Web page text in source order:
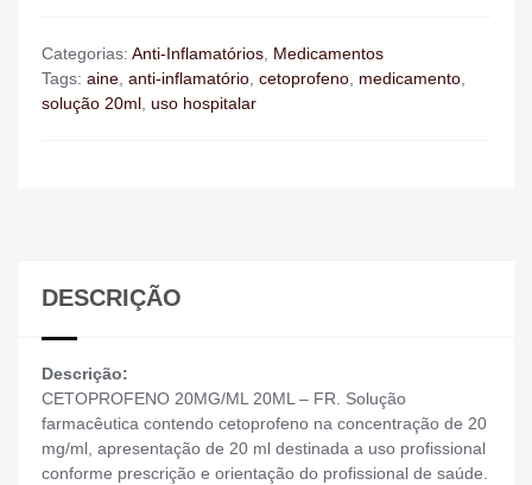
Categorias: Anti-Inflamatórios, Medicamentos
Tags: aine, anti-inflamatório, cetoprofeno, medicamento,
solução 20ml, uso hospitalar
DESCRIÇÃO
Descrição:
CETOPROFENO 20MG/ML 20ML – FR. Solução
farmacêutica contendo cetoprofeno na concentração de 20
mg/ml, apresentação de 20 ml destinada a uso profissional
conforme prescrição e orientação do profissional de saúde.